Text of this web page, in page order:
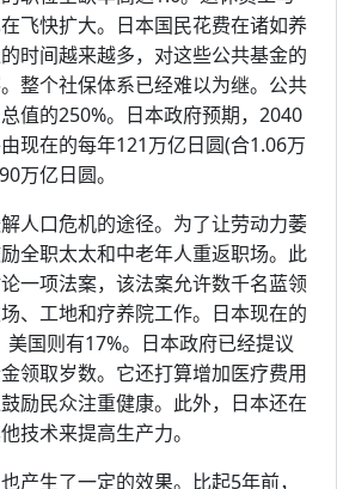
飞快扩大。日本国民花费在诸如养
时间越来越多，对这些公共基金的
整个社保体系已经难以为继。公共
值的250%。日本政府预期，2040
现在的每年121万亿日圆(合1.06万
万亿日圆。
人口危机的途径。为了让劳动力萎
全职太太和中老年人重返职场。此
一项法案，该法案允许数千名蓝领
、工地和疗养院工作。日本现在的
国则有17%。日本政府已经提议
领取岁数。它还打算增加医疗费用
励民众注重健康。此外，日本还在
技术来提高生产力。
产生了一定的效果。比起5年前，